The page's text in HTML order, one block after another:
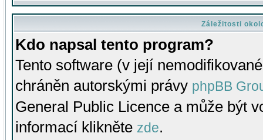
Záležitosti
Kdo napsal tento program?
Tento software (v její
chráněn autorskými právy phpBB
General Public Licence a může být
informací klikněte zde.